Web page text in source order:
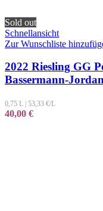
Sold out
Schnellansicht
Zur Wunschliste
2022 Riesling GG
Bassermann-
0,75 L 53,33 €/L
40,00 €